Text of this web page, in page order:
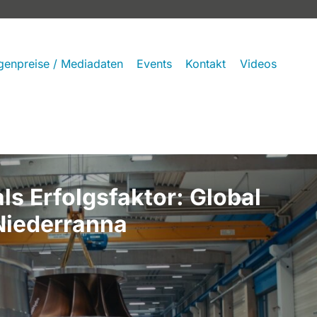
/ Mediadaten Events Kontakt Videos
Nidelva